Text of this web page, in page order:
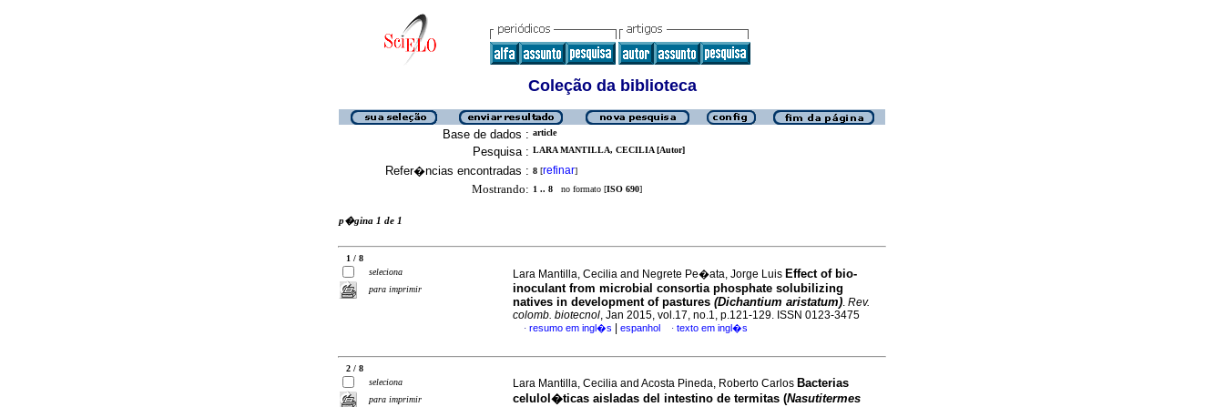
Coleção da biblioteca
Base de dados : article
Pesquisa : LARA MANTILLA, CECILIA [Autor]
Refer�ncias encontradas : 8 [refinar]
Mostrando: 1 .. 8 no formato [ISO 690]
p�gina 1 de 1
1 / 8
seleciona
para imprimir
Lara Mantilla, Cecilia and Negrete Pe�ata, Jorge Luis Effect of bio-
inoculant from microbial consortia phosphate solubilizing
natives in development of pastures (Dichantium aristatum). Rev.
colomb. biotecnol, Jan 2015, vol.17, no.1, p.121-129. ISSN 0123-3475
· resumo em ingl�s espanhol · texto em ingl�s
2 / 8
seleciona
para imprimir
Lara Mantilla, Cecilia and Acosta Pineda, Roberto Carlos Bacterias
celulol�ticas aisladas del intestino de termitas (Nasutitermes